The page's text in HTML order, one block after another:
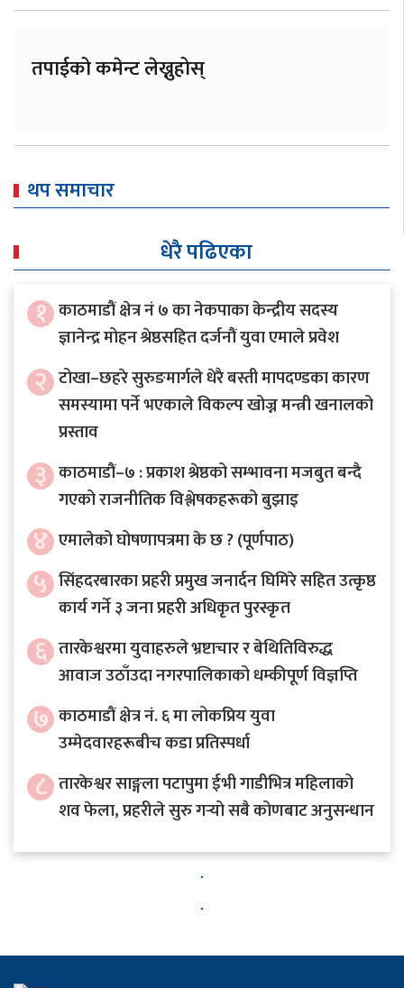
तपाईको कमेन्ट लेख्नुहोस्
थप समाचार
धेरै पढिएका
१ काठमाडौं क्षेत्र नं ७ का नेकपाका केन्द्रीय सदस्य
ज्ञानेन्द्र मोहन श्रेष्ठसहित दर्जनौं युवा एमाले प्रवेश
२ टोखा–छहरे सुरुङमार्गले धेरै बस्ती मापदण्डका कारण
समस्यामा पर्ने भएकाले विकल्प खोज्न मन्त्री खनालको
प्रस्ताव
३ काठमाडौं–७ : प्रकाश श्रेष्ठको सम्भावना मजबुत बन्दै
गएको राजनीतिक विश्लेषकहरूको बुझाइ
४ एमालेको घोषणापत्रमा के छ ? (पूर्णपाठ)
५ सिंहदरबारका प्रहरी प्रमुख जनार्दन घिमिरे सहित उत्कृष्ठ
कार्य गर्ने ३ जना प्रहरी अधिकृत पुरस्कृत
६ तारकेश्वरमा युवाहरुले भ्रष्टाचार र बेथितिविरुद्ध
आवाज उठाँउदा नगरपालिकाको धम्कीपूर्ण विज्ञप्ति
७ काठमाडौं क्षेत्र नं. ६ मा लोकप्रिय युवा
उम्मेदवारहरूबीच कडा प्रतिस्पर्धा
८ तारकेश्वर साङ्गला पटापुमा ईभी गाडीभित्र महिलाको
शव फेला, प्रहरीले सुरु गर्‍यो सबै कोणबाट अनुसन्धान